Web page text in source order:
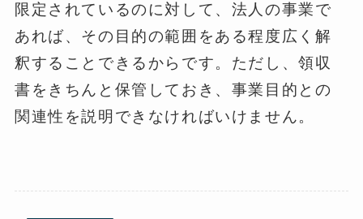
限定されているのに対して、法人の事業で
あれば、その目的の範囲をある程度広く解
釈することできるからです。ただし、領収
書をきちんと保管しておき、事業目的との
関連性を説明できなければいけません。